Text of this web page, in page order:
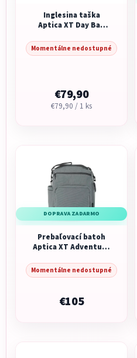
Inglesina taška
Aptica XT Day Bag
Momentálne nedostupné
€79,90
Jednotková
€79,90 / 1 ks
DOPRAVA ZADARMO
Prebaľovací batoh
Aptica XT Adventure
Momentálne nedostupné
€105